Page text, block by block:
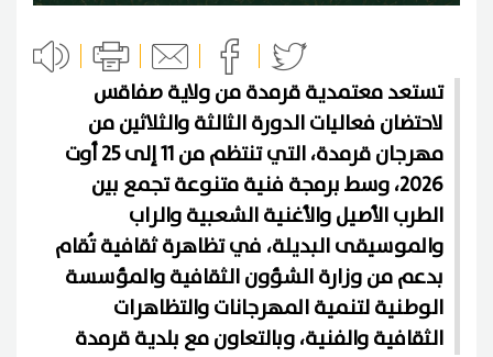
تستعد معتمدية قرمدة من ولاية صفاقس
لاحتضان فعاليات الدورة الثالثة والثلاثين من
مهرجان قرمدة، التي تنتظم من 11 إلى 25 أوت
2026، وسط برمجة فنية متنوعة تجمع بين
الطرب الأصيل والأغنية الشعبية والراب
والموسيقى البديلة، في تظاهرة ثقافية تُقام
بدعم من وزارة الشؤون الثقافية والمؤسسة
الوطنية لتنمية المهرجانات والتظاهرات
الثقافية والفنية، وبالتعاون مع بلدية قرمدة